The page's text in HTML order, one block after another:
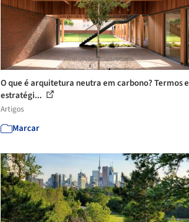
O que é arquitetura neutra em carbono? Termos e
estratégi...
Artigos
Marcar